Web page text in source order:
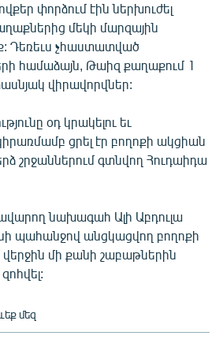
փորձում էին ներխուժել
մեկի մարզային
Դեռեւս չհաստատված
համաձայն, Թաիզ քաղաքում 1
վիրավորվներ:
օդ կրակելու եւ
ցրել էր բողոքի ակցիան
շրջաններում գտնվող Հուդաիդա
նախագահ Ալի Աբդուլա
պահանջով անցկացվող բողոքի
վերջին մի քանի շաբաթներին
մեզ